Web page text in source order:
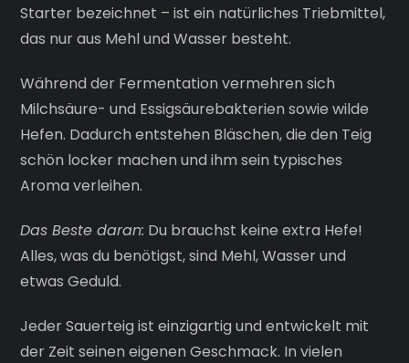
Starter bezeichnet – ist ein natürliches Triebmittel,
das nur aus Mehl und Wasser besteht.
Während der Fermentation vermehren sich
Milchsäure- und Essigsäurebakterien sowie wilde
Hefen. Dadurch entstehen Bläschen, die den Teig
schön locker machen und ihm sein typisches
Aroma verleihen.
Das Beste daran: Du brauchst keine extra Hefe!
Alles, was du benötigst, sind Mehl, Wasser und
etwas Geduld.
Jeder Sauerteig ist einzigartig und entwickelt mit
der Zeit seinen eigenen Geschmack. In vielen